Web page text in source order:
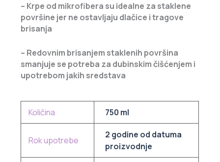
– Krpe od mikrofibera su idealne za staklene
površine jer ne ostavljaju dlačice i tragove
brisanja
– Redovnim brisanjem staklenih površina
smanjuje se potreba za dubinskim čišćenjem i
upotrebom jakih sredstava
Količina 750 ml
Rok upotrebe
2 godine od datuma
proizvodnje